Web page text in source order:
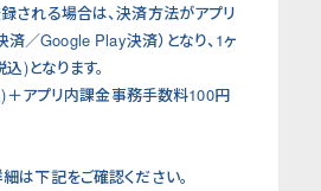
される場合は、決済方法がアプリ
／Google Play決済）となり、1ヶ
)となります。
アプリ内課金事務手数料100円
は下記をご確認ください。